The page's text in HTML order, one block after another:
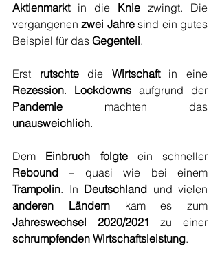
Aktienmarkt in die Knie zwingt. Die
vergangenen zwei Jahre sind ein gutes
Beispiel für das Gegenteil.
Erst rutschte die Wirtschaft
Rezession. Lockdowns
Pandemie
unausweichlich.
Dem Einbruch folgte
Rebound
Trampolin. In Deutschland
anderen Ländern
Jahreswechsel 2020/2021
schrumpfenden Wirtschaftsleistung.